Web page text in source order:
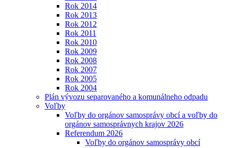
Rok 2014
Rok 2013
Rok 2012
Rok 2011
Rok 2010
Rok 2009
Rok 2008
Rok 2007
Rok 2005
Rok 2004
Plán vývozu separovaného a komunálneho odpadu
Voľby
Voľby do orgánov samosprávy obcí a voľby do
orgánov samosprávnych krajov 2026
Referendum 2026
Voľby do orgánov samosprávy obcí